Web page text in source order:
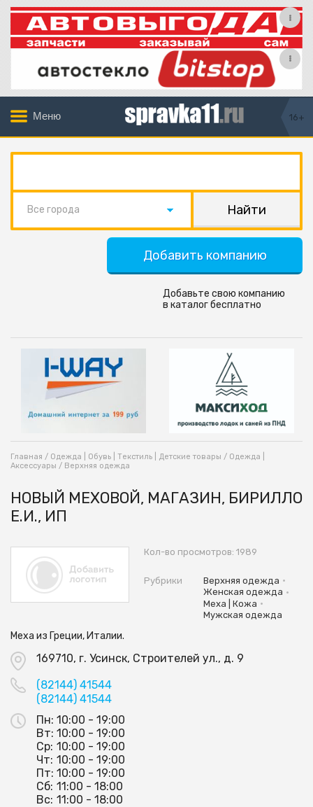
Меню 16+
Все города
Добавить компанию
Добавьте свою компанию
в каталог бесплатно
Главная / Одежда | Обувь | Текстиль | Детские товары / Одежда |
Аксессуары / Верхняя одежда
НОВЫЙ МЕХОВОЙ, МАГАЗИН, БИРИЛЛО
Е.И., ИП
Кол-во просмотров: 1989
Рубрики Верхняя одежда •
Женская одежда •
Меха | Кожа •
Мужская одежда
Меха из Греции, Италии.
169710, г. Усинск, Строителей ул., д. 9
(82144) 41544
(82144) 41544
Пн: 10:00 - 19:00
Вт: 10:00 - 19:00
Ср: 10:00 - 19:00
Чт: 10:00 - 19:00
Пт: 10:00 - 19:00
Сб: 11:00 - 18:00
Вс: 11:00 - 18:00